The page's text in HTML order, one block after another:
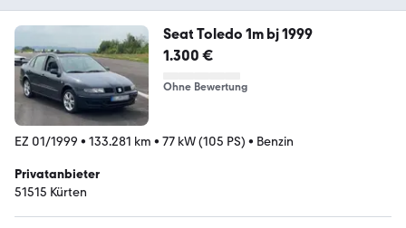
Seat Toledo 1m bj 1999
1.300 €
Ohne Bewertung
EZ 01/1999 • 133.281 km • 77 kW (105 PS) • Benzin
Privatanbieter
51515 Kürten